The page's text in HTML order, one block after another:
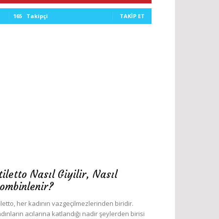
165 Takipçi TAKIP ET
Nasıl Giyilir, Nasıl
her kadının vazgeçilmezlerinden biridir.
acılarına katlandığı nadir şeylerden birisi